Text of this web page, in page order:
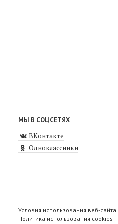
МЫ В СОЦСЕТЯХ
ВКонтакте
Одноклассники
Условия использования веб-
Политика использования cookies